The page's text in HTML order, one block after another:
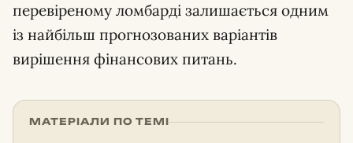
перевіреному ломбарді залишається одним
із найбільш прогнозованих варіантів
вирішення фінансових питань.
МАТЕРІАЛИ ПО ТЕМІ